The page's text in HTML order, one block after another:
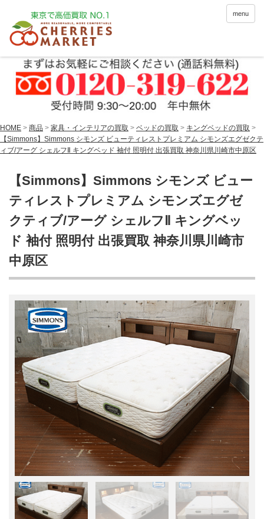
menu
HOME > 商品 > 家具・インテリアの買取 > ベッドの買取 > キングベッドの買取 >
【Simmons】Simmons シモンズ ビューティレストプレミアム シモンズエグゼクテ
ィブ/アーグ シェルフⅡ キングベッド 袖付 照明付 出張買取 神奈川県川崎市中原区
【Simmons】Simmons シモンズ ビュー
ティレストプレミアム シモンズエグゼ
クティブ/アーグ シェルフⅡ キングベッ
ド 袖付 照明付 出張買取 神奈川県川崎市
中原区